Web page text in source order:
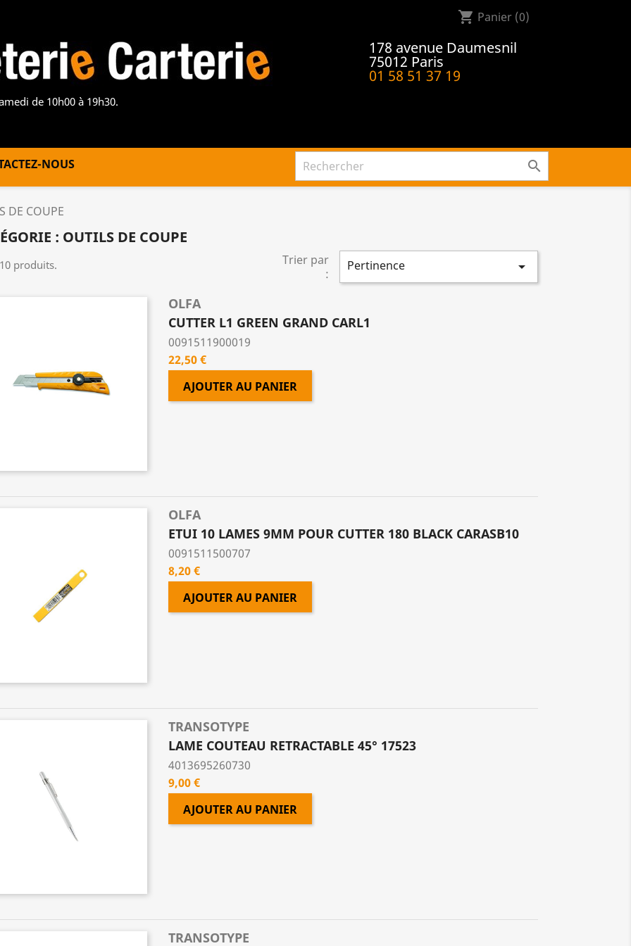
shopping_cart Panier (0)
178 avenue Daumesnil
75012 Paris
01 58 51 37 19
de 10h00 à 19h30.
NOUS 
DE COUPE
: OUTILS DE COUPE
produits.
Trier par
:
Pertinence 
OLFA
CUTTER L1 GREEN GRAND CARL1
0091511900019
Prix
22,50 €
AJOUTER AU PANIER
OLFA
ETUI 10 LAMES 9MM POUR CUTTER 180 BLACK CARASB10
0091511500707
Prix
8,20 €
AJOUTER AU PANIER
TRANSOTYPE
LAME COUTEAU RETRACTABLE 45° 17523
4013695260730
Prix
9,00 €
AJOUTER AU PANIER
TRANSOTYPE